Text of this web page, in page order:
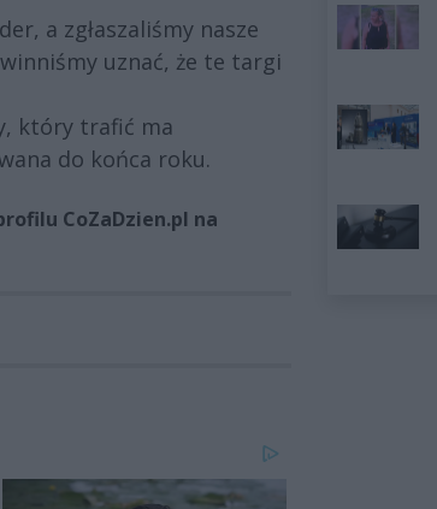
a zgłaszaliśmy nasze
uznać, że te targi
który trafić ma
do końca roku.
CoZaDzien.pl na